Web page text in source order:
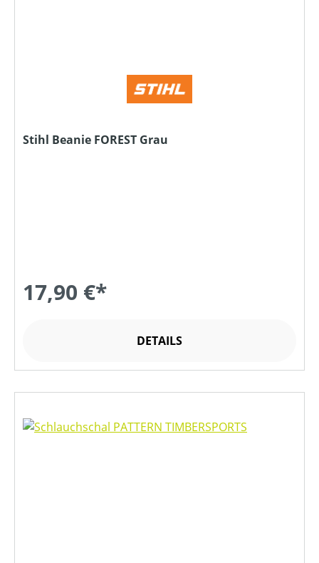
Stihl Beanie FOREST Grau
17,90 €*
DETAILS